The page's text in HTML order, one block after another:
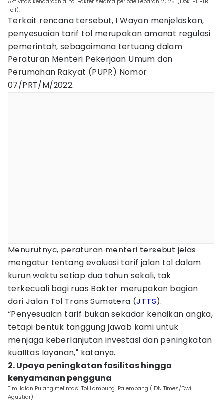
Toll).
Terkait rencana tersebut, I Wayan menjelaskan,
penyesuaian tarif tol merupakan amanat regulasi
pemerintah, sebagaimana tertuang dalam
Peraturan Menteri Pekerjaan Umum dan
Perumahan Rakyat (PUPR) Nomor
07/PRT/M/2022.
Menurutnya, peraturan menteri tersebut jelas
mengatur tentang evaluasi tarif jalan tol dalam
kurun waktu setiap dua tahun sekali, tak
terkecuali bagi ruas Bakter merupakan bagian
dari Jalan Tol Trans Sumatera (JTTS).
“Penyesuaian tarif bukan sekadar kenaikan angka,
tetapi bentuk tanggung jawab kami untuk
menjaga keberlanjutan investasi dan peningkatan
kualitas layanan," katanya.
2. Upaya peningkatan fasilitas hingga
kenyamanan pengguna
Tim Jalan Pulang melintasi Tol Lampung-Palembang (IDN Times/Dwi
Agustiar)